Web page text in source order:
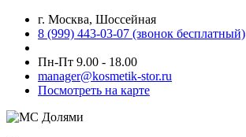
г. Москва, Шоссейная
8 (999) 443-03-07 (звонок бесплатный)
Пн-Пт 9.00 - 18.00
manager@kosmetik-stor.ru
Посмотреть на карте